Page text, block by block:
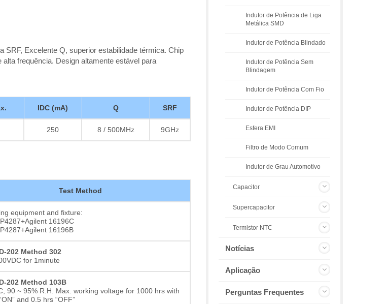
SRF, Excelente Q, superior estabilidade térmica. Chip
frequência. Design altamente estável para
IDC (mA) Q SRF
250 8 / 500MHz 9GHz
Test Method
equipment and fixture:
16196C
16196B
202 Method 302
for 1minute
202 Method 103B
90 ~ 95% R.H. Max. working voltage for 1000 hrs with
and 0.5 hrs “OFF”
Indutor de Potência de Liga
Metálica SMD
Indutor de Potência Blindado
Indutor de Potência Sem
Blindagem
Indutor de Potência Com Fio
Indutor de Potência DIP
Esfera EMI
Filtro de Modo Comum
Indutor de Grau Automotivo
Capacitor
Supercapacitor
Termistor NTC
Notícias
Aplicação
Perguntas Frequentes